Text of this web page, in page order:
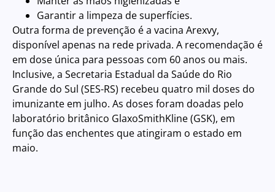
Garantir a limpeza de superfícies.
Outra forma de prevenção é a vacina Arexvy,
disponível apenas na rede privada. A recomendação é
em dose única para pessoas com 60 anos ou mais.
Inclusive, a Secretaria Estadual da Saúde do Rio
Grande do Sul (SES-RS) recebeu quatro mil doses do
imunizante em julho. As doses foram doadas pelo
laboratório britânico GlaxoSmithKline (GSK), em
função das enchentes que atingiram o estado em
maio.